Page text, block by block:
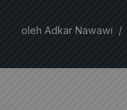
oleh Adkar Nawawi